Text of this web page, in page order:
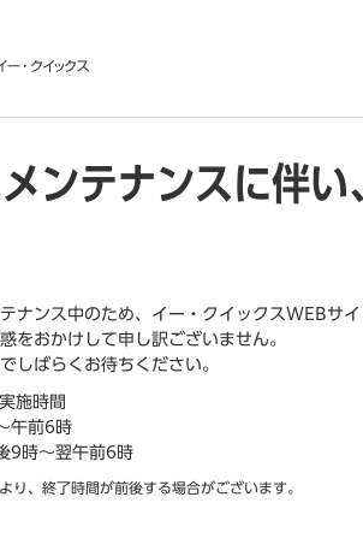
ンテナンスに伴
ナンス中のため、イー・クイックスWEBサ
をおかけして申し訳ございません。
しばらくお待ちください。
施時間
前6時
9時～翌午前6時
り、終了時間が前後する場合がございます。